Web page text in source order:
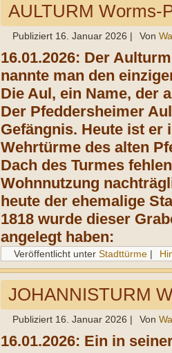
AULTURM Worms-
Publiziert 16. Januar 2026 | Von
16.01.2026: Der
nannte man den
Die Aul, ein Name, der
Der Pfeddersheimer
Gefängnis. Heute ist er
Wehrtürme des alten
Dach des Turmes
Wohnnutzung
heute der ehemalige
1818 wurde dieser
angelegt haben:
Veröffentlicht unter Stadttürme |
JOHANNISTURM
Publiziert 16. Januar 2026 | Von
16.01.2026: Ein in